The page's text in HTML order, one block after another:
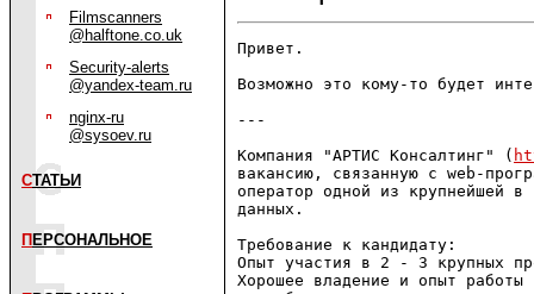
Filmscanners
@halftone.co.uk
Security-alerts
@yandex-team.ru
nginx-ru
@sysoev.ru
СТАТЬИ
П ЕРСОНАЛЬНОЕ
Привет.
Возможно это кому-то будет
---
Компания "АРТИС Консалтинг" (
вакансию, связанную с web-
оператор одной из крупнейшей
данных.
Требование к кандидату:
Опыт участия в 2 - 3 крупных
Хорошее владение и опыт